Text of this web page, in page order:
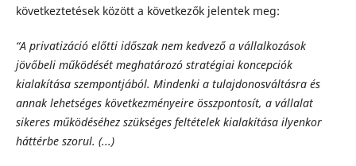
következtetések között a következők jelentek meg:
“A privatizáció előtti időszak nem kedvező a vállalkozások
jövőbeli működését meghatározó stratégiai koncepciók
kialakítása szempontjából. Mindenki a tulajdonosváltásra és
annak lehetséges következményeire összpontosít, a vállalat
sikeres működéséhez szükséges feltételek kialakítása ilyenkor
háttérbe szorul. (...)